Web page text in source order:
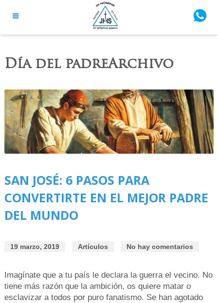
Día del padreArchivo
SAN JOSÉ: 6 PASOS PARA
CONVERTIRTE EN EL MEJOR PADRE
DEL MUNDO
19 marzo, 2019 Artículos No hay comentarios
Imagínate que a tu país le declara la guerra el vecino. No
tiene más razón que la ambición, os quiere matar o
esclavizar a todos por puro fanatismo. Se han agotado